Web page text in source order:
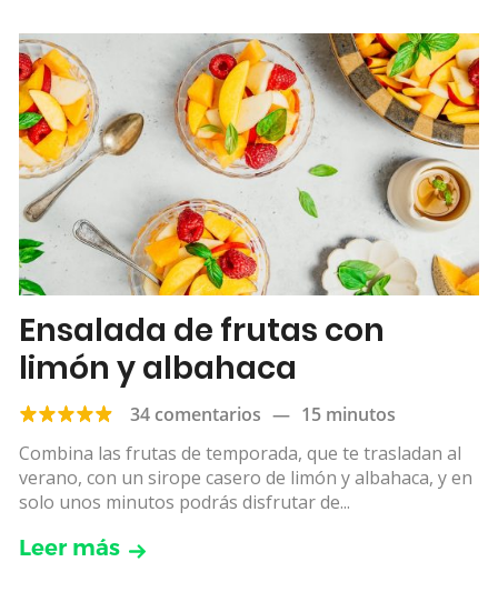
Ensalada de frutas con
limón y albahaca
34 comentarios — 15 minutos
Combina las frutas de temporada, que te trasladan al
verano, con un sirope casero de limón y albahaca, y en
solo unos minutos podrás disfrutar de...
Leer más